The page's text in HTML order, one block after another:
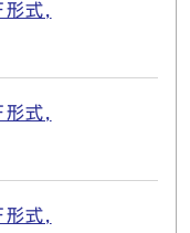
式,
式,
式,